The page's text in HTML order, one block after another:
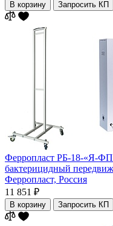
В корзину Запросить КП
Ферропласт РБ-18-«Я-
бактерицидный
Ферропласт, Россия
11 851 ₽
В корзину Запросить КП